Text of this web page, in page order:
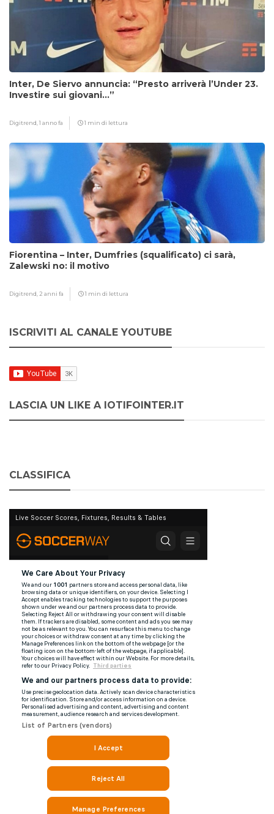
Inter, De Siervo annuncia: “Presto arriverà l’Under 23.
Investire sui giovani…”
Digitrend,1 anno fa 1 min di lettura
Fiorentina – Inter, Dumfries (squalificato) ci sarà,
Zalewski no: il motivo
Digitrend, 2 anni fa 1 min di lettura
ISCRIVITI AL CANALE YOUTUBE
LASCIA UN LIKE A IOTIFOINTER.IT
CLASSIFICA